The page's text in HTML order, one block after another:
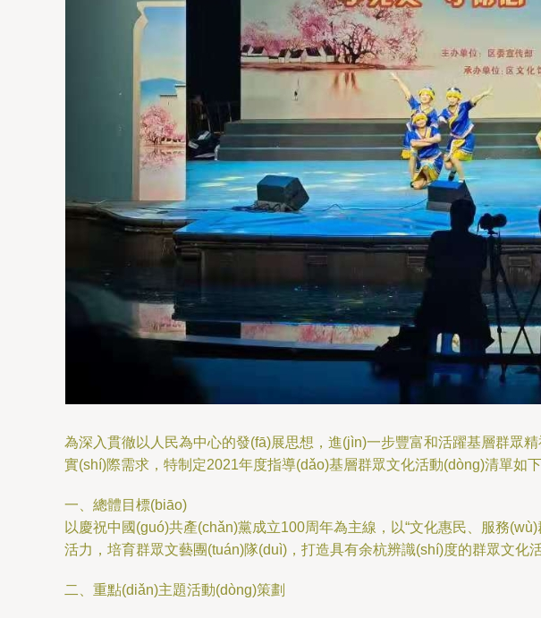
為深入貫徹以人民為中心的發(fā)展思想，進(jìn)一步豐富和活躍基層群眾
實(shí)際需求，特制定2021年度指導(dǎo)基層群眾文化活動(dòng)清單如下
一、總體目標(biāo)
以慶祝中國(guó)共產(chǎn)黨成立100周年為主線，以“文化惠民、服務
活力，培育群眾文藝團(tuán)隊(duì)，打造具有余杭辨識(shí)度的群眾文化活
二、重點(diǎn)主題活動(dòng)策劃